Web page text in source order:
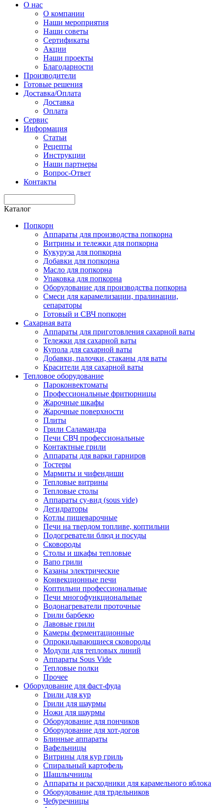
О нас
О компании
Наши мероприятия
Наши советы
Сертификаты
Акции
Наши проекты
Благодарности
Производители
Готовые решения
Доставка/Оплата
Доставка
Оплата
Сервис
Информация
Статьи
Рецепты
Инструкции
Наши партнеры
Вопрос-Ответ
Контакты
Каталог
Попкорн
Аппараты для производства попкорна
Витрины и тележки для попкорна
Кукуруза для попкорна
Добавки для попкорна
Масло для попкорна
Упаковка для попкорна
Оборудование для производства попкорна
Смеси для карамелизации, пралинации,
сепараторы
Готовый и СВЧ попкорн
Сахарная вата
Аппараты для приготовления сахарной ваты
Тележки для сахарной ваты
Купола для сахарной ваты
Добавки, палочки, стаканы для ваты
Красители для сахарной ваты
Тепловое оборудование
Пароконвектоматы
Профессиональные фритюрницы
Жарочные шкафы
Жарочные поверхности
Плиты
Грили Саламандра
Печи СВЧ профессиональные
Контактные грили
Аппараты для варки гарниров
Тостеры
Мармиты и чифендиши
Тепловые витрины
Тепловые столы
Аппараты су-вид (sous vide)
Дегидраторы
Котлы пищеварочные
Печи на твердом топливе, коптильни
Подогреватели блюд и посуды
Сковороды
Столы и шкафы тепловые
Вапо грили
Казаны электрические
Конвекционные печи
Коптильни профессиональные
Печи многофункциональные
Водонагреватели проточные
Грили барбекю
Лавовые грили
Камеры ферментационные
Опрокидывающиеся сковороды
Модули для тепловых линий
Аппараты Sous Vide
Тепловые полки
Прочее
Оборудование для фаст-фуда
Грили для кур
Грили для шаурмы
Ножи для шаурмы
Оборудование для пончиков
Оборудование для хот-догов
Блинные аппараты
Вафельницы
Витрины для кур гриль
Спиральный картофель
Шашлычницы
Аппараты и расходники для карамельного яблока
Оборудование для трдельников
Чебуречницы